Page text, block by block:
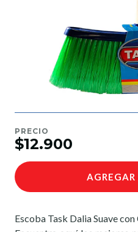
PRECIO
$12.900
AGREGAR
Escoba Task Dalia Suave